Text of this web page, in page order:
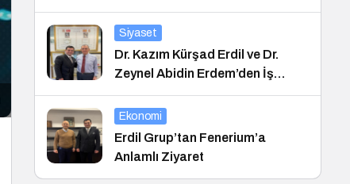
Nedir?
Siyaset
Dr. Kazım Kürşad Erdil ve Dr.
Zeynel Abidin Erdem’den İş
Dünyası Buluşması
Ekonomi
Erdil Grup’tan Fenerium’a
Anlamlı Ziyaret